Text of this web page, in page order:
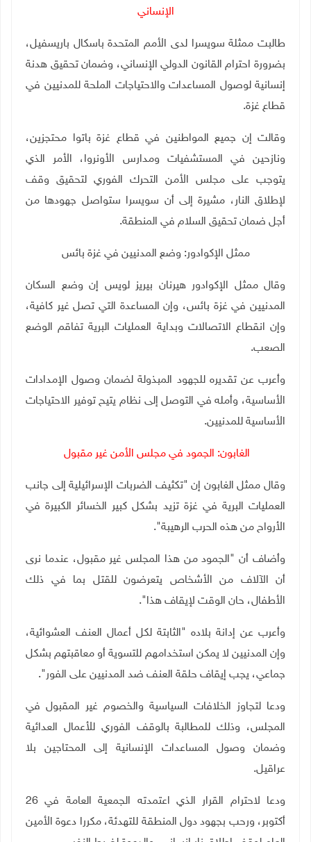
الإنساني
طالبت ممثلة سويسرا لدى الأمم المتحدة باسكال باريسفيل،
بضرورة احترام القانون الدولي الإنساني، وضمان تحقيق هدنة
إنسانية لوصول المساعدات والاحتياجات الملحة للمدنيين في
قطاع غزة.
وقالت إن جميع المواطنين في قطاع غزة باتوا محتجزين،
ونازحين في المستشفيات ومدارس الأونروا، الأمر الذي
يتوجب على مجلس الأمن التحرك الفوري لتحقيق وقف
لإطلاق النار، مشيرة إلى أن سويسرا ستواصل جهودها من
أجل ضمان تحقيق السلام في المنطقة.
ممثل الإكوادور: وضع المدنيين في غزة بائس
وقال ممثل الإكوادور هيرنان بيريز لويس إن وضع السكان
المدنيين في غزة بائس، وإن المساعدة التي تصل غير كافية،
وإن انقطاع الاتصالات وبداية العمليات البرية تفاقم الوضع
الصعب.
وأعرب عن تقديره للجهود المبذولة لضمان وصول الإمدادات
الأساسية، وأمله في التوصل إلى نظام يتيح توفير الاحتياجات
الأساسية للمدنيين.
الغابون: الجمود في مجلس الأمن غير مقبول
وقال ممثل الغابون إن "تكثيف الضربات الإسرائيلية إلى جانب
العمليات البرية في غزة تزيد بشكل كبير الخسائر الكبيرة في
الأرواح من هذه الحرب الرهيبة".
وأضاف أن "الجمود من هذا المجلس غير مقبول، عندما نرى
أن الآلاف من الأشخاص يتعرضون للقتل بما في ذلك
الأطفال، حان الوقت لإيقاف هذا".
وأعرب عن إدانة بلاده "الثابتة لكل أعمال العنف العشوائية،
وإن المدنيين لا يمكن استخدامهم للتسوية أو معاقبتهم بشكل
جماعي، يجب إيقاف حلقة العنف ضد المدنيين على الفور".
ودعا لتجاوز الخلافات السياسية والخصوم غير المقبول في
المجلس، وذلك للمطالبة بالوقف الفوري للأعمال العدائية
وضمان وصول المساعدات الإنسانية إلى المحتاجين بلا
عراقيل.
ودعا لاحترام القرار الذي اعتمدته الجمعية العامة في 26
أكتوبر، ورحب بجهود دول المنطقة للتهدئة، مكررا دعوة الأمين